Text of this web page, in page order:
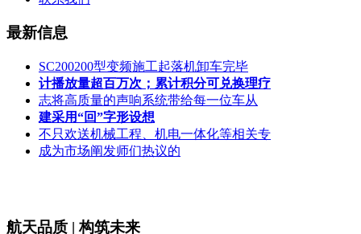
最新信息
SC200200型变频施工起落机卸车完毕
计播放量超百万次；累计积分可兑换理疗
志将高质量的声响系统带给每一位车从
建采用“回”字形设想
不只欢送机械工程、机电一体化等相关专
成为市场阐发师们热议的
航天品质 | 构筑未来